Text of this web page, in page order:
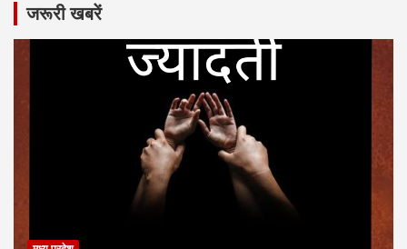
जरूरी खबरें